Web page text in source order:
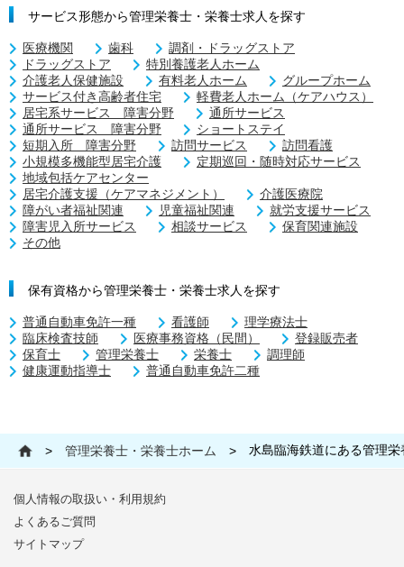
サービス形態から管理栄養士・栄養士求人を探す
医療機関 歯科
調剤・ドラッグストア
ドラッグストア
特別養護老人ホーム
介護老人保健施設
有料老人ホーム
グループホーム
サービス付き高齢者住宅
軽費老人ホーム（ケアハウス）
居宅系サービス 障害分野
通所サービス
通所サービス 障害分野
ショートステイ
短期入所 障害分野
訪問サービス
訪問看護
小規模多機能型居宅介護
定期巡回・随時対応サービス
地域包括ケアセンター
居宅介護支援（ケアマネジメント）
介護医療院
障がい者福祉関連
児童福祉関連
就労支援サービス
障害児入所サービス
相談サービス
保育関連施設
その他
保有資格から管理栄養士・栄養士求人を探す
普通自動車免許一種 看護師
理学療法士
臨床検査技師
医療事務資格（民間）
登録販売者
保育士
管理栄養士 栄養士
調理師
健康運動指導士
普通自動車免許二種
> 管理栄養士・栄養士ホーム > 水島臨海鉄道にある管理
個人情報の取扱い・利用規約
よくあるご質問
サイトマップ